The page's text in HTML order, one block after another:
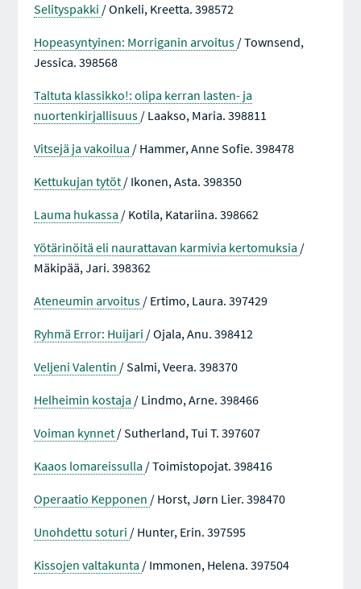
Selityspakki / Onkeli, Kreetta. 398572
Hopeasyntyinen: Morriganin arvoitus / Townsend,
Jessica. 398568
Taltuta klassikko!: olipa kerran lasten- ja
nuortenkirjallisuus / Laakso, Maria. 398811
Vitsejä ja vakoilua / Hammer, Anne Sofie. 398478
Kettukujan tytöt / Ikonen, Asta. 398350
Lauma hukassa / Kotila, Katariina. 398662
Yötärinöitä eli naurattavan karmivia kertomuksia /
Mäkipää, Jari. 398362
Ateneumin arvoitus / Ertimo, Laura. 397429
Ryhmä Error: Huijari / Ojala, Anu. 398412
Veljeni Valentin / Salmi, Veera. 398370
Helheimin kostaja / Lindmo, Arne. 398466
Voiman kynnet / Sutherland, Tui T. 397607
Kaaos lomareissulla / Toimistopojat. 398416
Operaatio Kepponen / Horst, Jørn Lier. 398470
Unohdettu soturi / Hunter, Erin. 397595
Kissojen valtakunta / Immonen, Helena. 397504